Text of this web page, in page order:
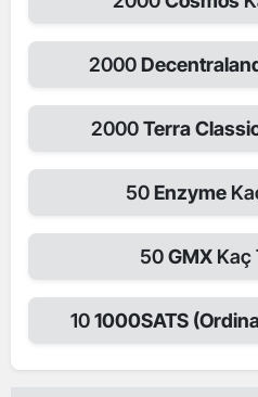
2000
2000Terra
50Enzyme
50GMX Kaç
101000SATS